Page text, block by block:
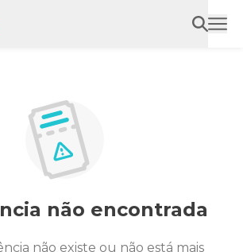
não encontrada
não existe ou não está mais